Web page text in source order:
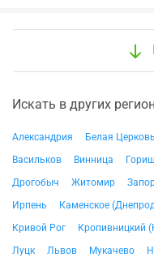
Искать в других
Александрия Белая Церковь
Васильков
Винница
Дрогобыч
Житомир
Ирпень
Каменское
Кривой Рог
Кропивницкий
Луцк
Львов Мукачево